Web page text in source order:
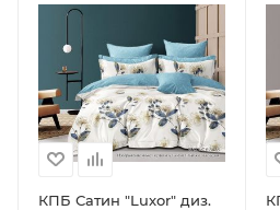
КПБ Сатин "Luxor" диз.